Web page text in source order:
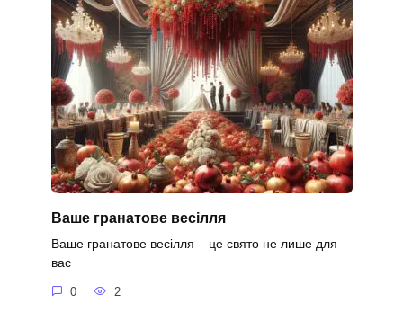
Ваше гранатове весілля
Ваше гранатове весілля – це свято не лише для
вас
0 2